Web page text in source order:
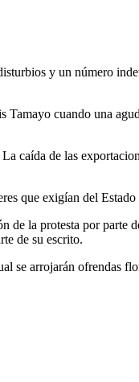
y un número
cuando una
caída de las
que exigían del
de la protesta por parte
de su escrito.
se arrojarán ofrendas